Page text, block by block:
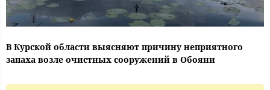
В Курской области выясняют причину неприятного
запаха возле очистных сооружений в Обояни